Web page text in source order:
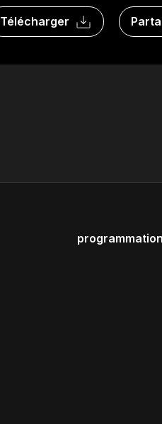
Télécharger